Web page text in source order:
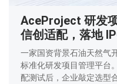
AceProject 研发
信创适配，落地
一家国资背景石油天然气
标准化研发项目管理平台
配测试后，企业敲定选型